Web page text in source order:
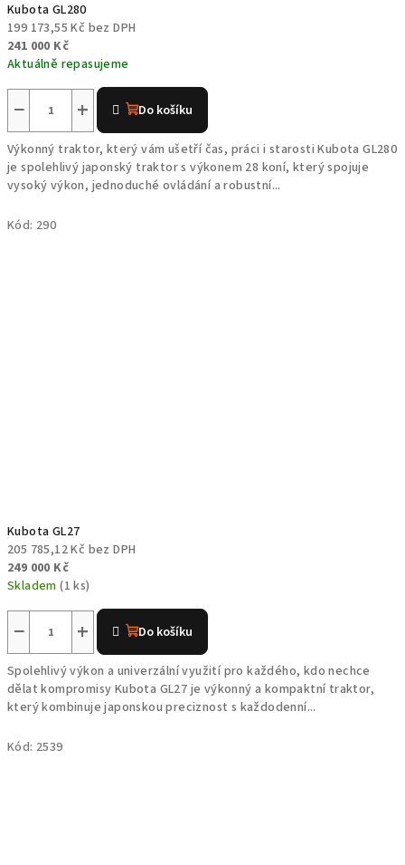
Kubota GL280
199 173,55 Kč bez DPH
241 000 Kč
Aktuálně repasujeme
+
− Do košíku
Výkonný traktor, který vám ušetří čas, práci i starosti Kubota GL280
je spolehlivý japonský traktor s výkonem 28 koní, který spojuje
vysoký výkon, jednoduché ovládání a robustní...
Kód: 290
Kubota GL27
205 785,12 Kč bez DPH
249 000 Kč
Skladem(1 ks)
+
− Do košíku
Spolehlivý výkon a univerzální využití pro každého, kdo nechce
dělat kompromisy Kubota GL27 je výkonný a kompaktní traktor,
který kombinuje japonskou preciznost s každodenní...
Kód: 2539